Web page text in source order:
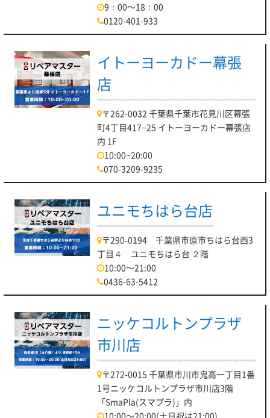
9：00～18：00
0120-401-933
イトーヨーカドー幕張
店
〒262-0032 千葉県千葉市花見川区幕張
町4丁目417−25 イトーヨーカドー幕張店
内 1F
10:00~20:00
070-3209-9235
ユニモちはら台店
〒290-0194 千葉県市原市ちはら台西3
丁目４ ユニモちはら台 ２階
10:00～21:00
0436-63-5412
ニッケコルトンプラザ
市川店
〒272-0015 千葉県市川市鬼高一丁目1番
1号ニッケコルトンプラザ市川店3階
「SmaPla(スマプラ)」内